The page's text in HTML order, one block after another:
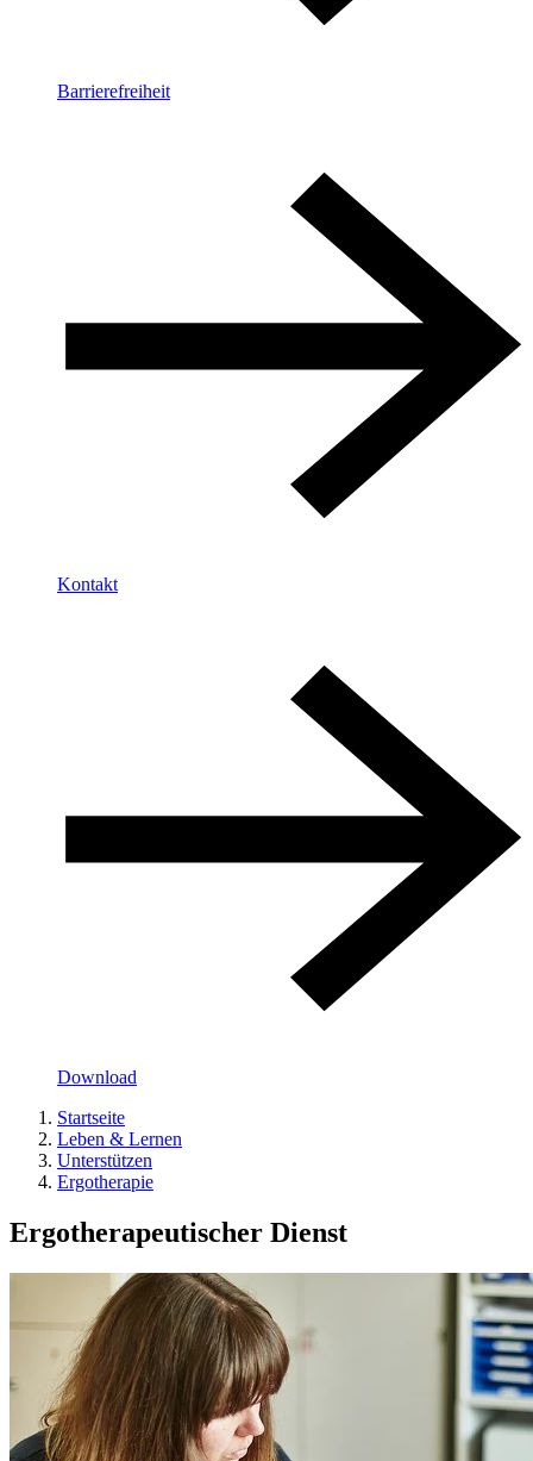
Barrierefreiheit
Kontakt
Download
Startseite
Leben & Lernen
Unterstützen
Ergotherapie
Ergotherapeutischer Dienst